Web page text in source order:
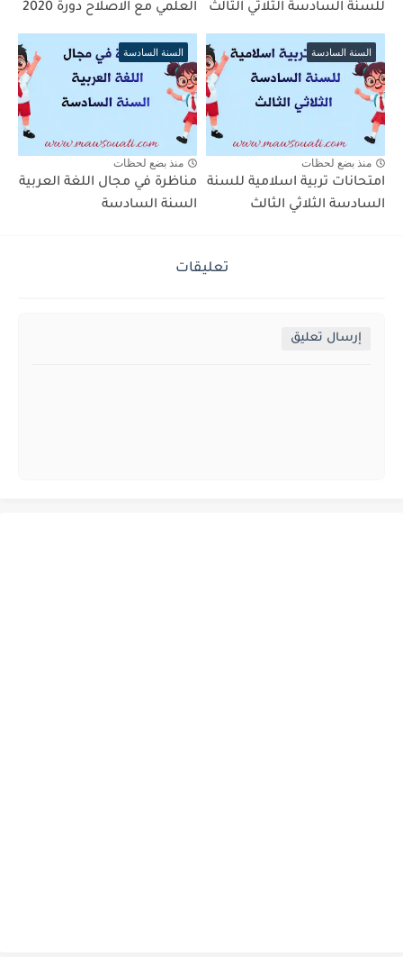
للسنة السادسة الثلاثي الثالث
العلمي مع الاصلاح دورة 2020
السنة السادسة
منذ بضع لحظات
امتحانات تربية اسلامية للسنة
السادسة الثلاثي الثالث
السنة السادسة
منذ بضع لحظات
مناظرة في مجال اللغة العربية
السنة السادسة
تعليقات
إرسال تعليق